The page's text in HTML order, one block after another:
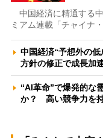
中国経済に精通する
ミアム連載「チャイナ
中国経済“予想外の
方針の修正で成長加
“AI革命”で爆発的な
か？ 高い競争力を